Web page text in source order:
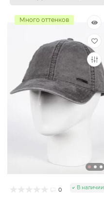
Много оттенков
0 В наличии